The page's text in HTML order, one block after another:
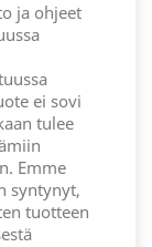
ja ohjeet
ei sovi
tulee
Emme
syntynyt,
tuotteen